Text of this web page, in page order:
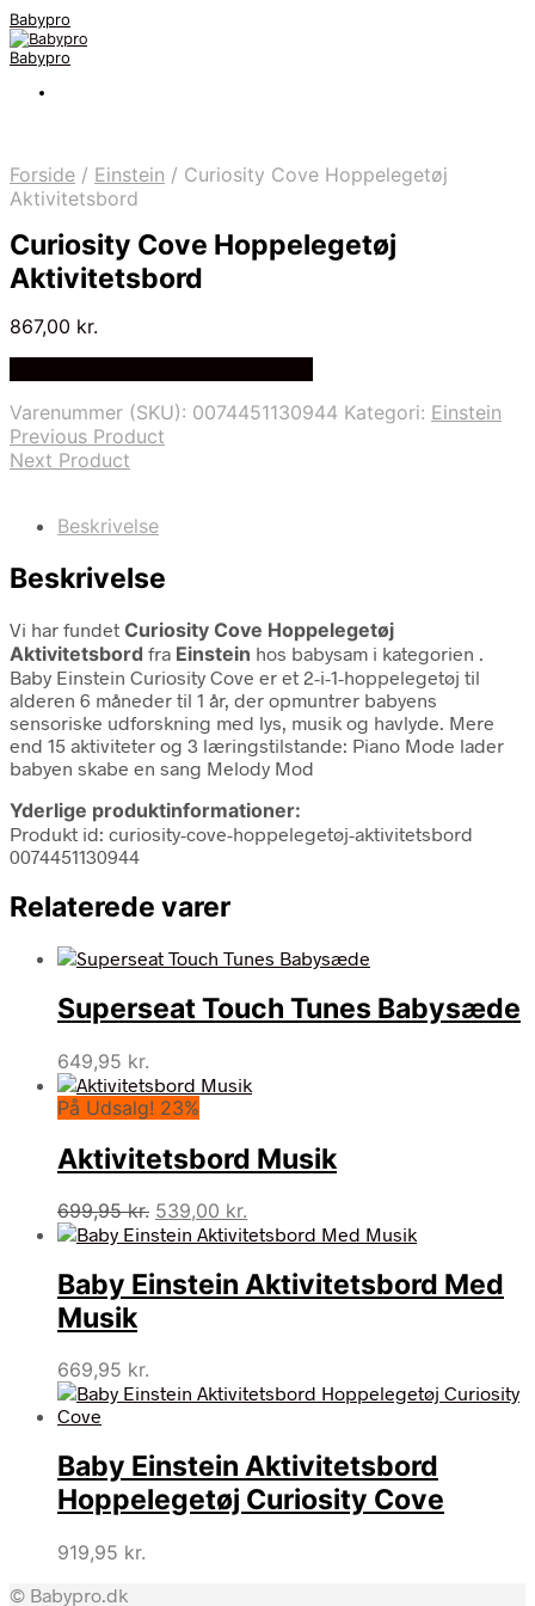
Babypro
Babypro
Forside / Einstein / Curiosity Cove Hoppelegetøj
Aktivitetsbord
Curiosity Cove Hoppelegetøj
Aktivitetsbord
867,00 kr.
Varenummer (SKU): 0074451130944 Kategori: Einstein
Previous Product
Next Product
Beskrivelse
Beskrivelse
Vi har fundet Curiosity Cove Hoppelegetøj
Aktivitetsbord fra Einstein hos babysam i kategorien .
Baby Einstein Curiosity Cove er et 2-i-1-hoppelegetøj til
alderen 6 måneder til 1 år, der opmuntrer babyens
sensoriske udforskning med lys, musik og havlyde. Mere
end 15 aktiviteter og 3 læringstilstande: Piano Mode lader
babyen skabe en sang Melody Mod
Yderlige produktinformationer:
Produkt id: curiosity-cove-hoppelegetøj-aktivitetsbord
0074451130944
Relaterede varer
Superseat Touch Tunes Babysæde
649,95 kr.
På Udsalg! 23%
Aktivitetsbord Musik
699,95kr. Den
oprindelige
var:
699,95 kr..
539,00 kr.
aktuelle
er:
539,00 kr..
Baby Einstein Aktivitetsbord Med
Musik
669,95 kr.
Baby Einstein Aktivitetsbord
Hoppelegetøj Curiosity Cove
919,95 kr.
© Babypro.dk